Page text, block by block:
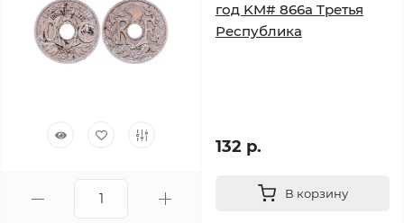
год KM# 866a Tретья
Республика
132 р.
В корзину